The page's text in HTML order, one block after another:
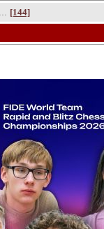
[144]